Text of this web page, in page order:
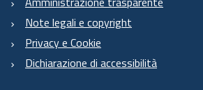
Note legali e copyright
Privacy e Cookie
Dichiarazione di accessibilità